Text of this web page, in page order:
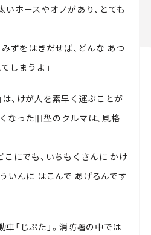
いホースやオノがあり、とても
ずをはきだせば、どんな あつ
しまうよ」
は、けが人を素早く運ぶことが
なった旧型のクルマは、風格
こにでも、いちもくさんに かけ
いんに はこんで あげるんです
「じぷた」。消防署の中では